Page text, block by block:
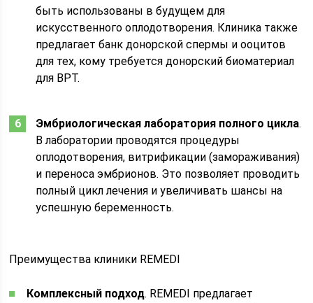
быть использованы в будущем для
искусственного оплодотворения. Клиника также
предлагает банк донорской спермы и ооцитов
для тех, кому требуется донорский биоматериал
для ВРТ.
Эмбриологическая лаборатория полного цикла.
В лаборатории проводятся процедуры
оплодотворения, витрификации (замораживания)
и переноса эмбрионов. Это позволяет проводить
полный цикл лечения и увеличивать шансы на
успешную беременность.
Преимущества клиники REMEDI
Комплексный подход. REMEDI предлагает